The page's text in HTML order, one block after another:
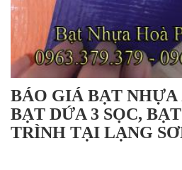
BÁO GIÁ BẠT
BẠT DỨA 3 SỌC,
TRÌNH TẠI LẠNG